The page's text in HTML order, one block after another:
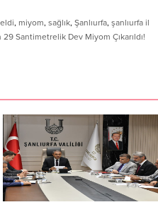
, miyom, sağlık, Şanlıurfa, şanlıurfa il
29 Santimetrelik Dev Miyom Çıkarıldı!